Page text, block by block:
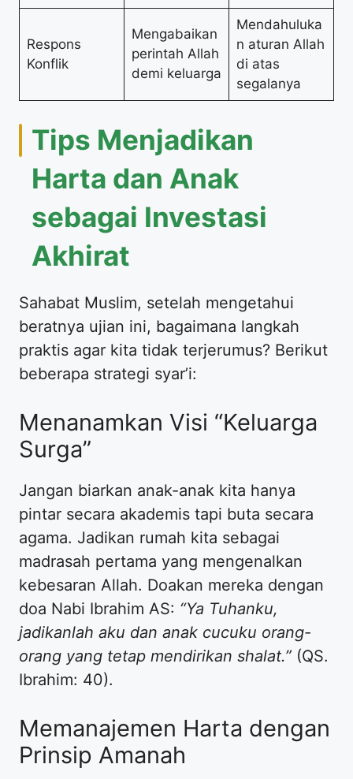
Respons
Konflik
Mengabaikan
perintah Allah
demi keluarga
Mendahuluka
n aturan Allah
di atas
segalanya
Tips Menjadikan
Harta dan Anak
sebagai Investasi
Akhirat
Sahabat Muslim, setelah mengetahui
beratnya ujian ini, bagaimana langkah
praktis agar kita tidak terjerumus? Berikut
beberapa strategi syar’i:
Menanamkan Visi “Keluarga
Surga”
Jangan biarkan anak-anak kita hanya
pintar secara akademis tapi buta secara
agama. Jadikan rumah kita sebagai
madrasah pertama yang mengenalkan
kebesaran Allah. Doakan mereka dengan
doa Nabi Ibrahim AS: “Ya Tuhanku,
jadikanlah aku dan anak cucuku orang-
orang yang tetap mendirikan shalat.” (QS.
Ibrahim: 40).
Memanajemen Harta dengan
Prinsip Amanah